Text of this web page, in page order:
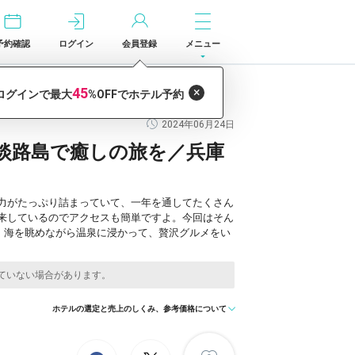
約確認 ログイン 会員登録 メニュー
2024年06月24日
路島で癒しの旅を／兵庫
たっぷり詰まっていて、一年を通してたくさん
ているのでアクセスも簡単ですよ。今回はそん
を眺めながら温泉に浸かって、贅沢グルメをい
ホテルの選定と売上のしくみ、参考価格について